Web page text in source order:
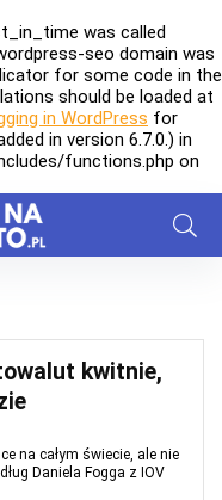
was called
seo domain was
for some code in the
should be loaded at
in WordPress for
in version 6.7.0.) in
functions.php on
kwitnie,
na całym świecie, ale nie
Daniela Fogga z IOV